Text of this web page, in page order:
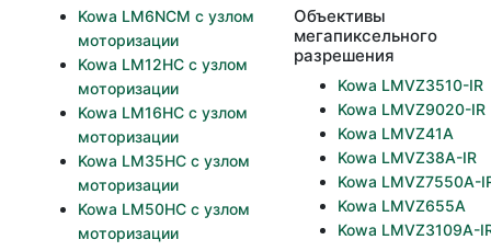
Kowa LM6NCM с узлом
моторизации
Kowa LM12HC с узлом
моторизации
Kowa LM16HC с узлом
моторизации
Kowa LM35HC с узлом
моторизации
Kowa LM50HC с узлом
моторизации
Объективы
мегапиксельного
разрешения
Kowa LMVZ3510-IR
Kowa LMVZ9020-IR
Kowa LMVZ41A
Kowa LMVZ38A-IR
Kowa LMVZ7550A-
Kowa LMVZ655A
Kowa LMVZ3109A-